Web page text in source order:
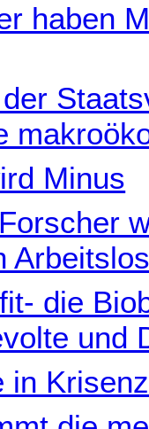
haben
Minus
die
und
in